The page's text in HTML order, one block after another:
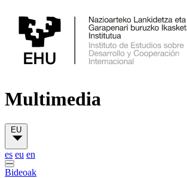
Multimedia
EU
es eu en
Bideoak